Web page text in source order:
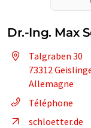
Dr.-Ing. Max
Talgraben 30
73312
Allemagne
Téléphone
schloetter.de